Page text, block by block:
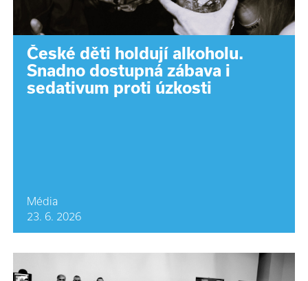
České děti holdují alkoholu.
Snadno dostupná zábava i
sedativum proti úzkosti
Média
23. 6. 2026